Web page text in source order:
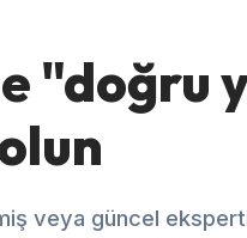
"doğru
veya güncel